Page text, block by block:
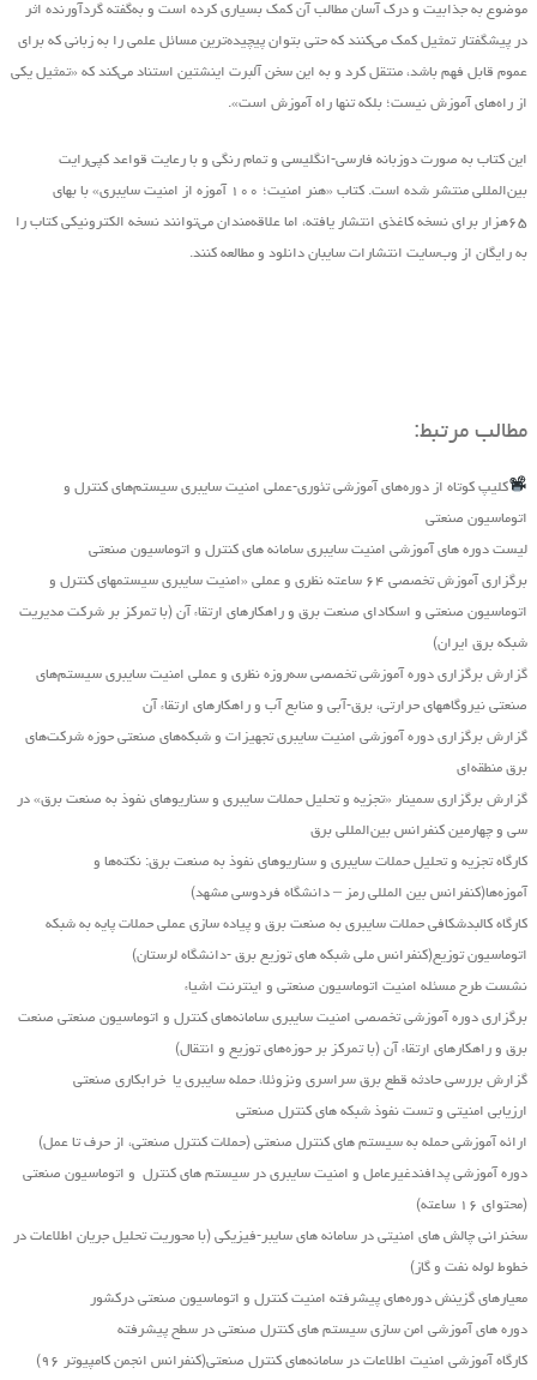
موضوع به جذابیت و درک آسان مطالب آن کمک بسیاری کرده است و به‌گفته گردآورنده اثر
در پیشگفتار تمثیل کمک می‌کنند که حتی بتوان پیچیده‌ترین مسائل علمی را به زبانی که برای
عموم قابل فهم باشد، منتقل کرد و به این سخن آلبرت اینشتین استناد می‌کند که «تمثیل یکی
از راه‌های آموزش نیست؛ بلکه تنها راه آموزش است».
این کتاب به صورت دوزبانه فارسی-انگلیسی و تمام رنگی و با رعایت قواعد کپی‌رایت
بین‌المللی منتشر شده است. کتاب «هنر امنیت؛ ۱۰۰ آموزه از امنیت سایبری» با بهای
۶۵هزار برای نسخه کاغذی انتشار یافته‌، اما علاقه‌مندان می‌توانند نسخه الکترونیکی کتاب را
به رایگان از وب‌سایت انتشارات سایبان دانلود و مطالعه کنند.
مطالب مرتبط:
کلیپ کوتاه از دوره‌های آموزشی تئوری-عملی امنیت سایبری سیستم‌های کنترل و
اتوماسیون صنعتی
لیست دوره های آموزشی امنیت سایبری سامانه های کنترل و اتوماسیون صنعتی
برگزاری آموزش تخصصی ۶۴ ساعته نظری و عملی «امنیت سایبری سیستمهای کنترل و
اتوماسیون صنعتی و اسکادای صنعت برق و راهکارهای ارتقاء آن (با تمرکز بر شرکت مدیریت
شبکه برق ایران)
گزارش برگزاری دوره آموزشی تخصصی سه‌روزه نظری و عملی امنیت سایبری سیستم‌های
صنعتی نیروگاه‏های حرارتی، برق‏-آبی و منابع آب و راهکارهای ارتقاء آن
گزارش برگزاری دوره آموزشی امنیت سایبری تجهیزات و شبکه‌های صنعتی حوزه شرکت‌های
برق منطقه‌ای
گزارش برگزاری سمینار «تجزیه ‌و تحلیل حملات سایبری و سناریو‌های نفوذ به صنعت برق» در
سی و چهارمین کنفرانس بین‌المللی برق
کارگاه تجزیه و تحلیل حملات سایبری و سناریوهای نفوذ به صنعت برق: نکته‌ها و
آموزه‌ها(کنفرانس بین المللی رمز – دانشگاه فردوسی مشهد)
کارگاه کالبدشکافی حملات سایبری به صنعت برق و پیاده سازی عملی حملات پایه به شبکه
اتوماسیون توزیع(کنفرانس ملی شبکه های توزیع برق -دانشگاه لرستان)
نشست طرح مسئله امنیت اتوماسیون صنعتی و اینترنت اشیاء
برگزاری دوره آموزشی تخصصی امنیت سایبری سامانه‌های کنترل و اتوماسیون صنعتی صنعت
برق و راهکارهای ارتقاء آن (با تمرکز بر حوزه‌های توزیع و انتقال)
گزارش بررسی حادثه قطع برق سراسری ونزوئلا، حمله سایبری یا خرابکاری صنعتی
ارزیابی امنیتی و تست نفوذ شبکه های کنترل صنعتی
ارائه آموزشی حمله به سیستم های کنترل صنعتی (حملات کنترل صنعتی، از حرف تا عمل)
دوره آموزشی پدافندغیرعامل و امنیت سایبری در سیستم های کنترل و اتوماسیون صنعتی
(محتوای ۱۶ ساعته)
سخنرانی چالش های امنیتی در سامانه های سایبر-فیزیکی (با محوریت تحلیل جریان اطلاعات در
خطوط لوله نفت و گاز)
معیارهای گزینش دوره‌های پیشرفته امنیت کنترل و اتوماسیون صنعتی درکشور
دوره های آموزشی امن سازی سیستم های کنترل صنعتی در سطح پیشرفته
کارگاه آموزشی امنیت اطلاعات در سامانه‌های کنترل صنعتی(کنفرانس انجمن کامپیوتر ۹۶)